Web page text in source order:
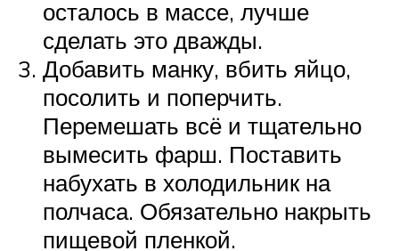
осталось в массе, лучше
сделать это дважды.
Добавить манку, вбить яйцо,
посолить и поперчить.
Перемешать всё и тщательно
вымесить фарш. Поставить
набухать в холодильник на
полчаса. Обязательно накрыть
пищевой пленкой.